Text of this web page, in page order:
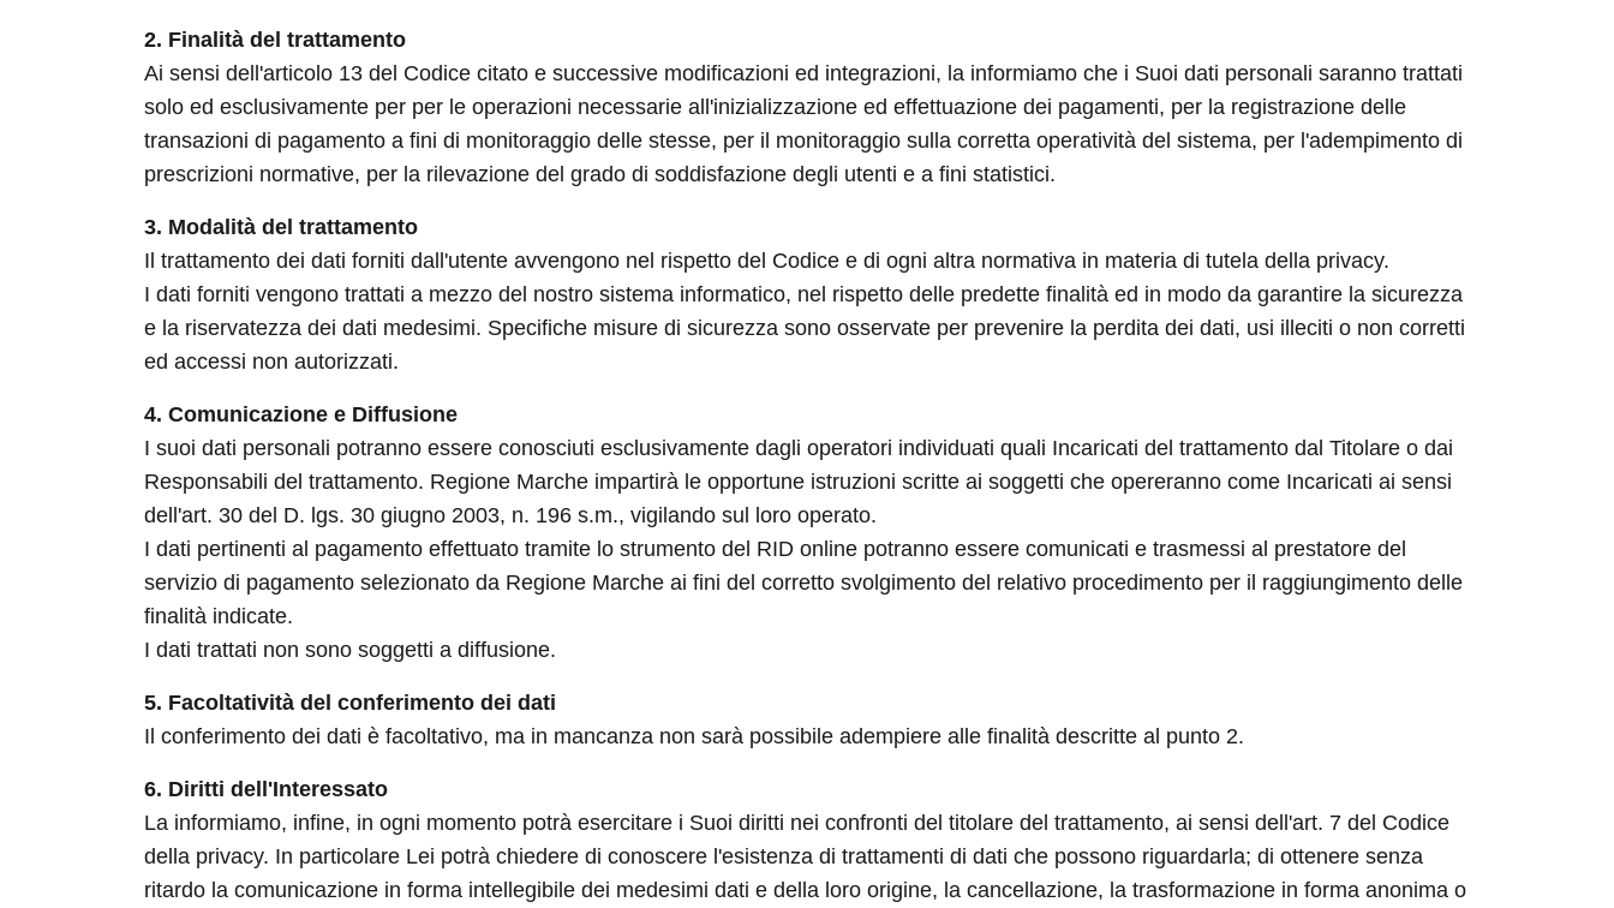
2. Finalità del trattamento
Ai sensi dell'articolo 13 del Codice citato e successive modificazioni ed integrazioni, la informiamo che i Suoi dati personali saranno trattati
solo ed esclusivamente per per le operazioni necessarie all'inizializzazione ed effettuazione dei pagamenti, per la registrazione delle
transazioni di pagamento a fini di monitoraggio delle stesse, per il monitoraggio sulla corretta operatività del sistema, per l'adempimento di
prescrizioni normative, per la rilevazione del grado di soddisfazione degli utenti e a fini statistici.
3. Modalità del trattamento
Il trattamento dei dati forniti dall'utente avvengono nel rispetto del Codice e di ogni altra normativa in materia di tutela della privacy.
I dati forniti vengono trattati a mezzo del nostro sistema informatico, nel rispetto delle predette finalità ed in modo da garantire la sicurezza
e la riservatezza dei dati medesimi. Specifiche misure di sicurezza sono osservate per prevenire la perdita dei dati, usi illeciti o non corretti
ed accessi non autorizzati.
4. Comunicazione e Diffusione
I suoi dati personali potranno essere conosciuti esclusivamente dagli operatori individuati quali Incaricati del trattamento dal Titolare o dai
Responsabili del trattamento. Regione Marche impartirà le opportune istruzioni scritte ai soggetti che opereranno come Incaricati ai sensi
dell'art. 30 del D. lgs. 30 giugno 2003, n. 196 s.m., vigilando sul loro operato.
I dati pertinenti al pagamento effettuato tramite lo strumento del RID online potranno essere comunicati e trasmessi al prestatore del
servizio di pagamento selezionato da Regione Marche ai fini del corretto svolgimento del relativo procedimento per il raggiungimento delle
finalità indicate.
I dati trattati non sono soggetti a diffusione.
5. Facoltatività del conferimento dei dati
Il conferimento dei dati è facoltativo, ma in mancanza non sarà possibile adempiere alle finalità descritte al punto 2.
6. Diritti dell'Interessato
La informiamo, infine, in ogni momento potrà esercitare i Suoi diritti nei confronti del titolare del trattamento, ai sensi dell'art. 7 del Codice
della privacy. In particolare Lei potrà chiedere di conoscere l'esistenza di trattamenti di dati che possono riguardarla; di ottenere senza
ritardo la comunicazione in forma intellegibile dei medesimi dati e della loro origine, la cancellazione, la trasformazione in forma anonima o